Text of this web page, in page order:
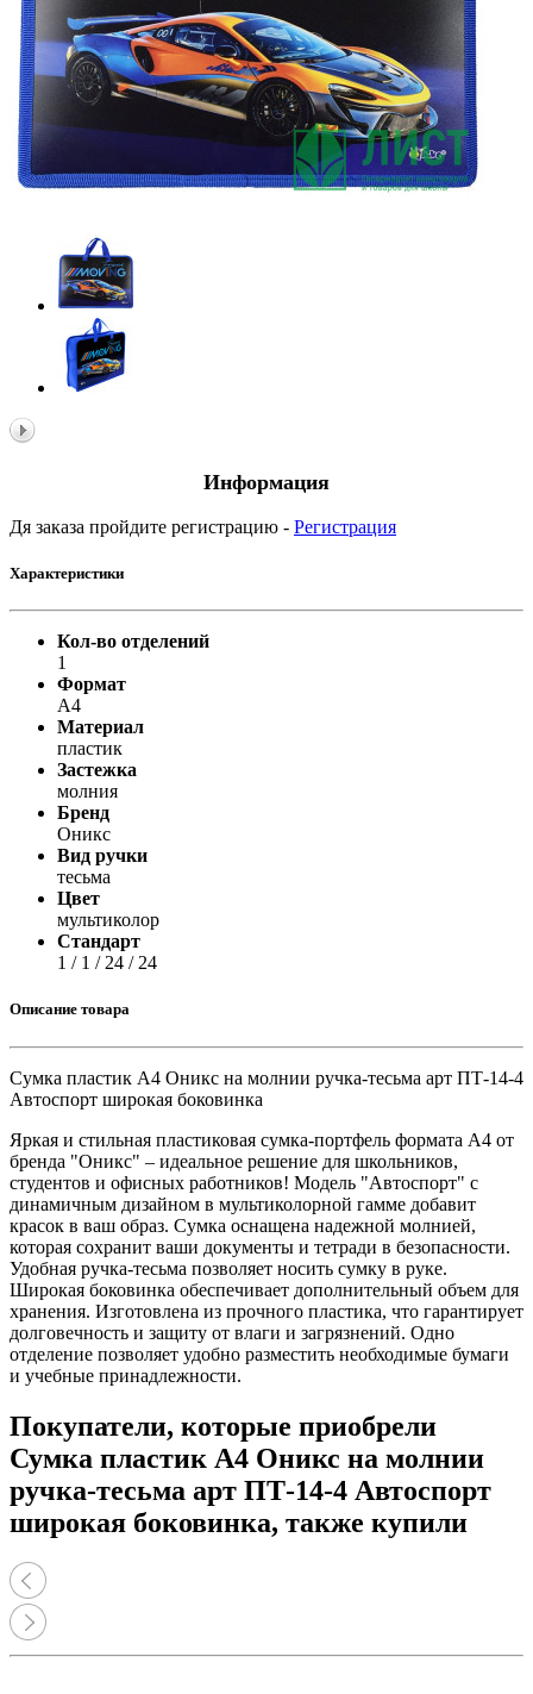
Информация
Дя заказа пройдите регистрацию - Регистрация
Характеристики
Кол-во отделений
1
Формат
A4
Материал
пластик
Застежка
молния
Бренд
Оникс
Вид ручки
тесьма
Цвет
мультиколор
Стандарт
1 / 1 / 24 / 24
Описание товара
Сумка пластик А4 Оникс на молнии ручка-тесьма арт ПТ-14-4
Автоспорт широкая боковинка
Яркая и стильная пластиковая сумка-портфель формата А4 от
бренда "Оникс" – идеальное решение для школьников,
студентов и офисных работников! Модель "Автоспорт" с
динамичным дизайном в мультиколорной гамме добавит
красок в ваш образ. Сумка оснащена надежной молнией,
которая сохранит ваши документы и тетради в безопасности.
Удобная ручка-тесьма позволяет носить сумку в руке.
Широкая боковинка обеспечивает дополнительный объем для
хранения. Изготовлена из прочного пластика, что гарантирует
долговечность и защиту от влаги и загрязнений. Одно
отделение позволяет удобно разместить необходимые бумаги
и учебные принадлежности.
Покупатели, которые приобрели
Сумка пластик А4 Оникс на молнии
ручка-тесьма арт ПТ-14-4 Автоспорт
широкая боковинка, также купили